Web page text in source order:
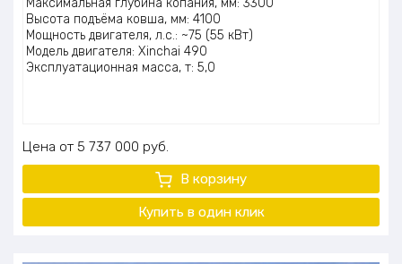
Максимальная глубина копания, мм: 3300
Высота подъёма ковша, мм: 4100
Мощность двигателя, л.с.: ~75 (55 кВт)
Модель двигателя: Xinchai 490
Эксплуатационная масса, т: 5,0
Цена 5 737 000 руб.
В корзину
Купить в один клик